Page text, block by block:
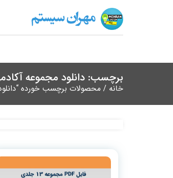
برچسب: دانلود مجموعه آکادمی
خانه / محصولات برچسب خورده “دانلود